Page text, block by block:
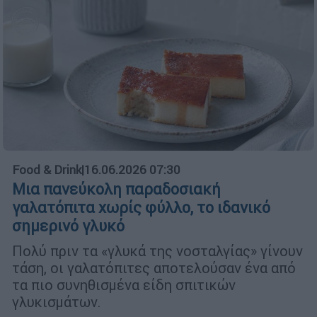
Food & Drink|16.06.2026 07:30
Μια πανεύκολη παραδοσιακή
γαλατόπιτα χωρίς φύλλο, το ιδανικό
σημερινό γλυκό
Πολύ πριν τα «γλυκά της νοσταλγίας» γίνουν
τάση, οι γαλατόπιτες αποτελούσαν ένα από
τα πιο συνηθισμένα είδη σπιτικών
γλυκισμάτων.